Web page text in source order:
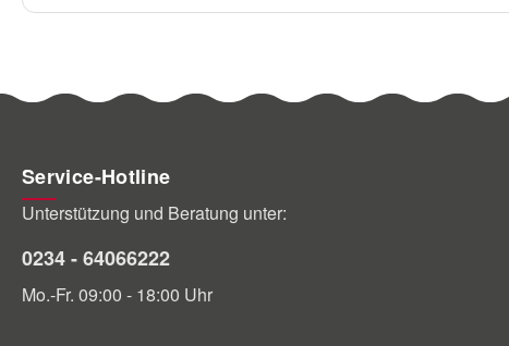
Service-Hotline
Unterstützung und Beratung unter:
0234 - 64066222
Mo.-Fr. 09:00 - 18:00 Uhr